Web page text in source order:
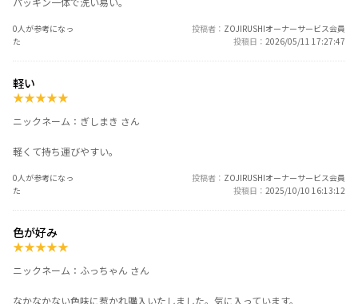
0人が参考になっ
た
投稿者
ZOJIRUSHIオーナーサービス会員
投稿日
2026/05/11 17:27:47
軽い
★★★★★
ニックネーム：ぎしまき さん
軽くて持ち運びやすい。
0人が参考になっ
た
投稿者
ZOJIRUSHIオーナーサービス会員
投稿日
2025/10/10 16:13:12
色が好み
★★★★★
ニックネーム：ふっちゃん さん
なかなかない色味に惹かれ購入いたしました。気に入っています。